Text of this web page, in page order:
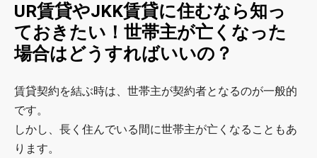
UR賃貸やJKK賃貸に住むなら知っ
ておきたい！世帯主が亡くなった
場合はどうすればいいの？
賃貸契約を結ぶ時は、世帯主が契約者となるのが一般的
です。
しかし、長く住んでいる間に世帯主が亡くなることもあ
ります。